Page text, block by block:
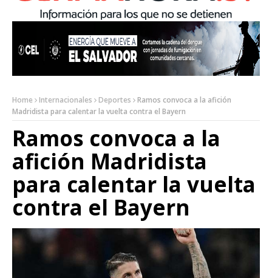
Home Internacionales Deportes
Ramos convoca a la afición
Madridista para calentar la vuelta contra el Bayern
Ramos convoca a la
afición Madridista
para calentar la vuelta
contra el Bayern